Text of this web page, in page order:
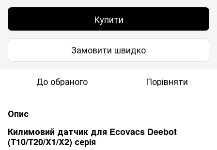
Купити
Замовити швидко
До обраного Порівняти
Опис
Килимовий датчик для Ecovacs Deebot
(T10/T20/X1/X2) серія